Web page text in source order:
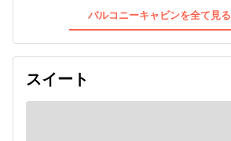
バルコニーキャビンを全て見
スイート